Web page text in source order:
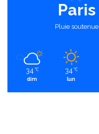
Paris
Pluie soutenue
34 ℃
dim
34 ℃
lun